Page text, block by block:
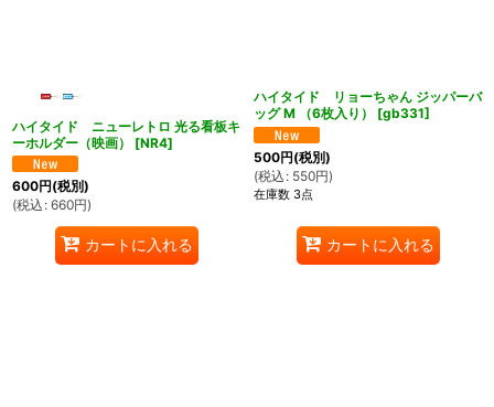
ハイタイド ニューレトロ 光る看板キ
ーホルダー（映画）
[NR4]
600円(税別)
(税込 : 660円)
カートに入れる
ハイタイド リョーちゃん ジッパーバ
ッグ M （6枚入り）
[gb331]
500円(税別)
(税込 : 550円)
在庫数 3点
カートに入れる